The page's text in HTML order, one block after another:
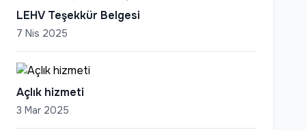
LEHV Teşekkür Belgesi
7 Nis 2025
Açlık hizmeti
3 Mar 2025